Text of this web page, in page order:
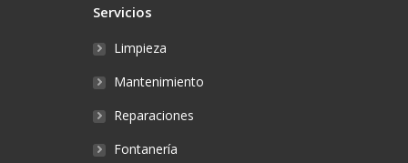
Servicios
Limpieza
Mantenimiento
Reparaciones
Fontanería